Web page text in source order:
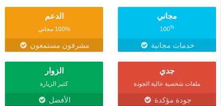
مجاني
100%
خدمات مجانية
الدعم
100% مجاني
مشرفون مستمعون
جدي
ملفات شخصية عالية الجودة
جودة مؤكدة
الزوار
كثير الزيارة
الأفضل